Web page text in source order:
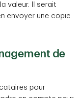
valeur. Il serait
envoyer une copie
de
pour